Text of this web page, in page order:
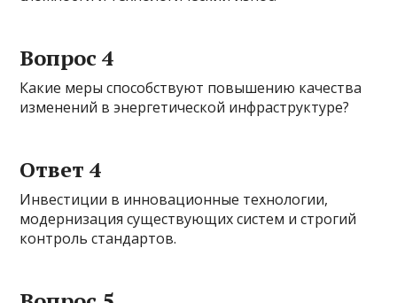
Вопрос 4
Какие меры способствуют повышению качества
изменений в энергетической инфраструктуре?
Ответ 4
Инвестиции в инновационные технологии,
модернизация существующих систем и строгий
контроль стандартов.